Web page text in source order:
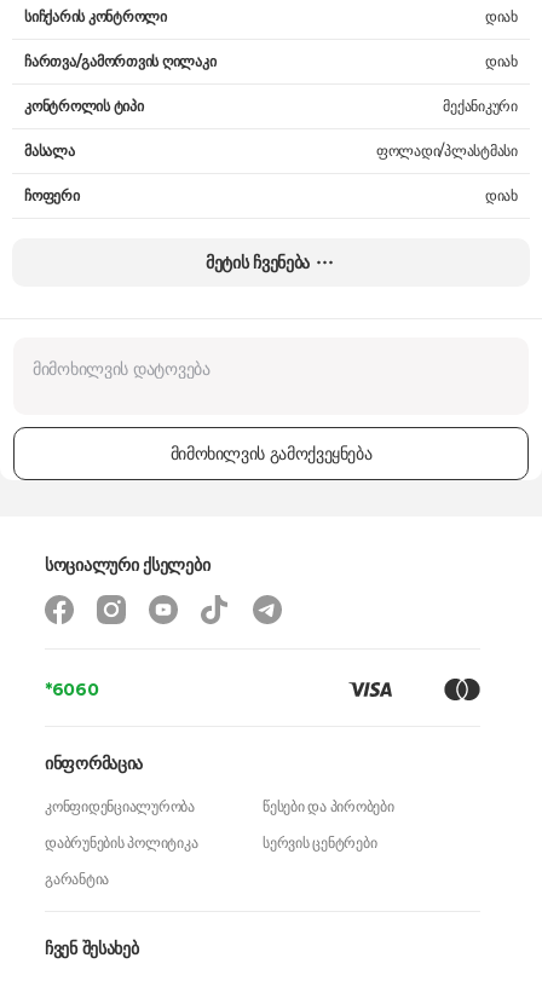
სიჩქარის კონტროლი დიახ
ჩართვა/გამორთვის ღილაკი დიახ
კონტროლის ტიპი მექანიკური
მასალა ფოლადი/პლასტმასი
ჩოფერი დიახ
სიმძლავრე
დაჭრა, შერევა, ათქვეფა
ზომები
წონა
მეტის ჩვენება
მიმოხილვის გამოქვეყნება
*6060
ჩვენ შესახებ
ინფორმაცია
კონფიდენციალურობა
წესები და პირობები
დაბრუნების პოლიტიკა
სერვის ცენტრები
გარანტია
სოციალური ქსელები